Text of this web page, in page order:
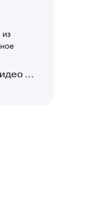
Как перевести аудио и видео в текст: обзор 24 нейросетей, программ и сервисов для транскрибации